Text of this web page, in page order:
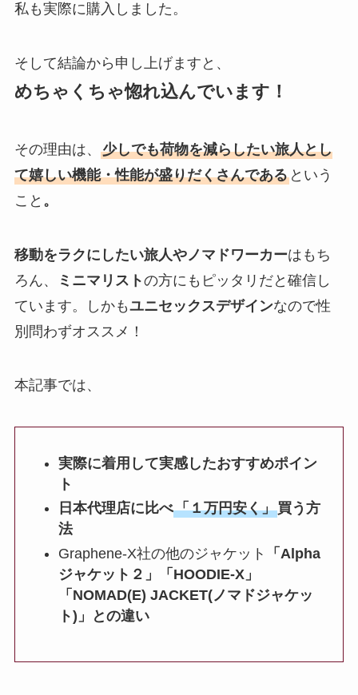
私も実際に購入しました。
そして結論から申し上げますと、
めちゃくちゃ惚れ込んでいます！
その理由は、 少しでも荷物を減らしたい旅人とし
て嬉しい機能・性能が盛りだくさんであるという
こと 。
移動をラクにしたい旅人やノマドワーカーはもち
ろん、
ミニマリストの方にもピッタリだと確信し
ています。しかもユニセックスデザインなので性
別問わずオススメ！
本記事では、
実際に着用して実感したおすすめポイン
ト
日本代理店に比べ「１万円安く」買う方
法
Graphene-X社の他のジャケット
「Alpha
ジャケット２」「HOODIE-X」
「NOMAD(E) JACKET(ノマドジャケッ
ト)」との違い